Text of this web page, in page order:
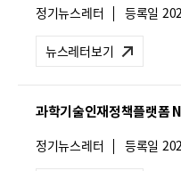
뉴
레
터
유
형
:
정기뉴스레터 등록일
뉴스레터보기
과학기술인재정책플랫폼
뉴
정기뉴스레터 등록일